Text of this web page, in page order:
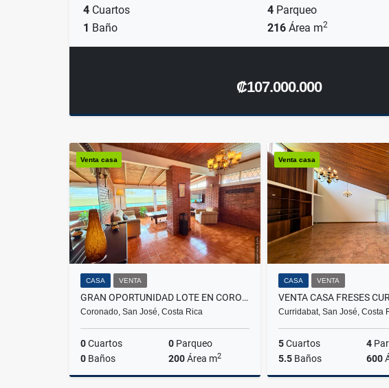
4 Cuartos 4 Parqueo
1 Baño 216 Área m2
₡107.000.000
Venta casa
CASA VENTA
GRAN OPORTUNIDAD LOTE EN CORONADO CON CASA Y APARTAMENTOS
Coronado, San José, Costa Rica
0Cuartos 0 Parqueo
0 Baños 200Área m2
Venta casa
CASA VENTA
VENTA CASA FRESES
Curridabat, San José, Costa
5Cuartos 4
5.5 Baños 600